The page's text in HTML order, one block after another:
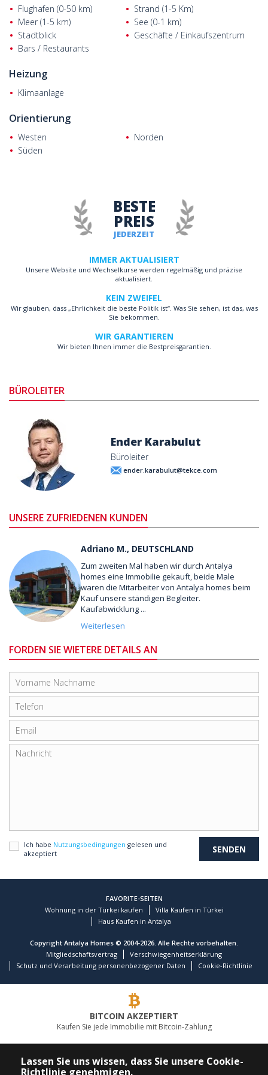
Flughafen (0-50 km)
Strand (1-5 Km)
Meer (1-5 km)
See (0-1 km)
Stadtblick
Geschäfte / Einkaufszentrum
Bars / Restaurants
Heizung
Klimaanlage
Orientierung
Westen
Norden
Süden
JEDERZEIT
BESTE
PREIS
IMMER AKTUALISIERT
Unsere Website und Wechselkurse werden regelmäßig und präzise
aktualisiert.
KEIN ZWEIFEL
Wir glauben, dass „Ehrlichkeit die beste Politik ist“. Was Sie sehen, ist das, was
Sie bekommen.
WIR GARANTIEREN
Wir bieten Ihnen immer die Bestpreisgarantien.
BÜROLEITER
Ender Karabulut
Büroleiter
ender.karabulut@tekce.com
UNSERE ZUFRIEDENEN KUNDEN
Adriano M., DEUTSCHLAND
Zum zweiten Mal haben wir durch Antalya
homes eine Immobilie gekauft, beide Male
waren die Mitarbeiter von Antalya homes beim
Kauf unsere ständigen Begleiter.
Kaufabwicklung ...
Weiterlesen
FORDEN SIE WIETERE DETAILS AN
Ich habe Nutzungsbedingungen gelesen und
akzeptiert
FAVORITE-SEITEN
Wohnung in der Türkei kaufen
Villa Kaufen in Türkei
Haus Kaufen in Antalya
Copyright Antalya Homes © 2004-2026. Alle Rechte vorbehalten.
Mitgliedschaftsvertrag
Verschwiegenheitserklärung
Schutz und Verarbeitung personenbezogener Daten
Cookie-Richtlinie
BITCOIN AKZEPTIERT
Kaufen Sie jede Immobilie mit Bitcoin-Zahlung
FÜHRENDES IMMOBILIENUNTERNEHMEN
Lassen Sie uns wissen, dass Sie unsere Cookie-
Richtlinie genehmigen.